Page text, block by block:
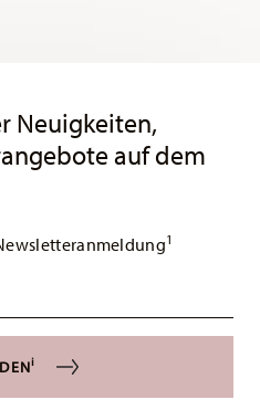
Neuigkeiten,
auf dem
1
i